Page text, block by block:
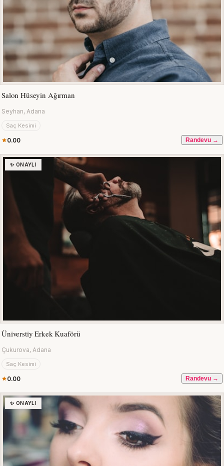
Salon Hüseyin Ağırman
Seyhan, Adana
Saç Kesimi
0.00 Randevu →
✨ ONAYLI
Üniverstiy Erkek Kuaförü
Çukurova, Adana
Saç Kesimi
0.00 Randevu →
✨ ONAYLI